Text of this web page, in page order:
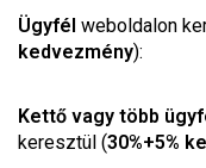
Ügyfél weboldalon
kedvezmény):
Kettő vagy több
keresztül (30%+5%